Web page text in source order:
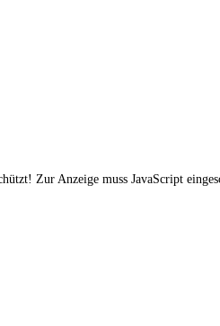
Zur Anzeige muss JavaScript